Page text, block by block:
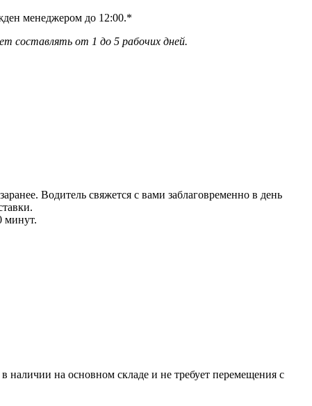
менеджером до 12:00.*
составлять от 1 до 5 рабочих дней.
Водитель свяжется с вами заблаговременно в день
минут.
наличии на основном складе и не требует перемещения с